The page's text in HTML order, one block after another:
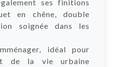
ses finitions
en chêne, double
soignée dans les
idéal pour
de la vie urbaine